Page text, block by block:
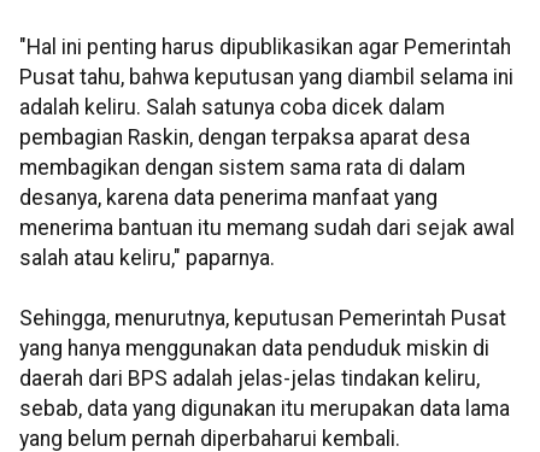
"Hal ini penting harus dipublikasikan agar Pemerintah
Pusat tahu, bahwa keputusan yang diambil selama ini
adalah keliru. Salah satunya coba dicek dalam
pembagian Raskin, dengan terpaksa aparat desa
membagikan dengan sistem sama rata di dalam
desanya, karena data penerima manfaat yang
menerima bantuan itu memang sudah dari sejak awal
salah atau keliru," paparnya.
Sehingga, menurutnya, keputusan Pemerintah Pusat
yang hanya menggunakan data penduduk miskin di
daerah dari BPS adalah jelas-jelas tindakan keliru,
sebab, data yang digunakan itu merupakan data lama
yang belum pernah diperbaharui kembali.